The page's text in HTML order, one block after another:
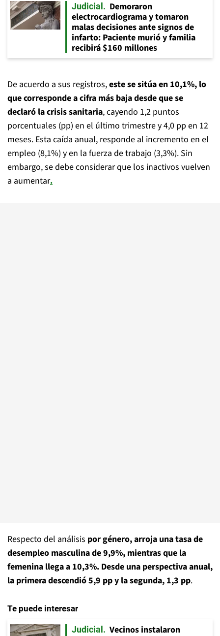
Judicial
Demoraron
electrocardiograma y tomaron
malas decisiones ante signos de
infarto: Paciente murió y familia
recibirá $160 millones
De acuerdo a sus registros,este se sitúa en 10,1%, lo
que corresponde a cifra más baja desde que se
declaró la crisis sanitaria, cayendo 1,2 puntos
porcentuales (pp) en el último trimestre y 4,0 pp en 12
meses. Esta caída anual, responde al incremento en el
empleo (8,1%) y en la fuerza de trabajo (3,3%). Sin
embargo, se debe considerar que los inactivos vuelven
a aumentar.
Respecto del análisis por género, arroja una tasa de
desempleo masculina de 9,9%, mientras que la
femenina llega a 10,3%. Desde una perspectiva anual,
la primera descendió 5,9 pp y la segunda, 1,3 pp.
Te puede interesar
Judicial
Vecinos instalaron